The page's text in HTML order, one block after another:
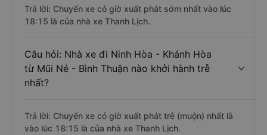
Trả lời: Chuyến xe có giờ xuất phát sớm nhất vào lúc
18:15 là của nhà xe Thanh Lịch.
Câu hỏi: Nhà xe đi Ninh Hòa - Khánh Hòa
từ Mũi Né - Bình Thuận nào khởi hành trễ
nhất?
Trả lời: Chuyến xe có giờ xuất phát trễ (muộn) nhất là
vào lúc 18:15 là của nhà xe Thanh Lịch.